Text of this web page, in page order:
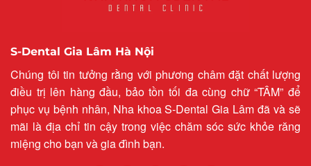
S-Dental Gia Lâm Hà Nội
Chúng tôi tin tưởng rằng với phương châm đặt chất lượng
điều trị lên hàng đầu, bảo tồn tối đa cùng chữ “TÂM” để
phục vụ bệnh nhân, Nha khoa S-Dental Gia Lâm đã và sẽ
mãi là địa chỉ tin cậy trong việc chăm sóc sức khỏe răng
miệng cho bạn và gia đình bạn.